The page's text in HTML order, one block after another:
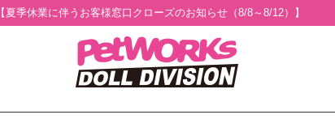
【夏季休業に伴うお客様窓口クローズのお知らせ（8/8～8/12）】